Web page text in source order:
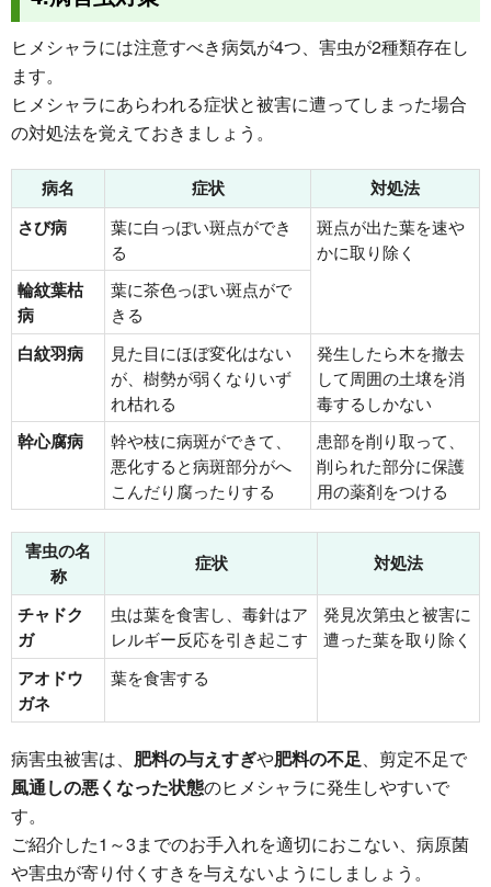
ヒメシャラには注意すべき病気が4つ、害虫が2種類存在し
ます。
ヒメシャラにあらわれる症状と被害に遭ってしまった場合
の対処法を覚えておきましょう。
病名 症状
対処法
さび病
葉に白っぽい斑点ができ
る
斑点が出た葉を速や
かに取り除く
輪紋葉枯
病
葉に茶色っぽい斑点がで
きる
白紋羽病
見た目にほぼ変化はない
が、樹勢が弱くなりいず
れ枯れる
発生したら木を撤去
して周囲の土壌を消
毒するしかない
幹心腐病
幹や枝に病斑ができて、
悪化すると病斑部分がへ
こんだり腐ったりする
患部を削り取って、
削られた部分に保護
用の薬剤をつける
害虫の名
称
症状 対処法
チャドク
ガ
虫は葉を食害し、毒針はア
レルギー反応を引き起こす
発見次第虫と被害に
遭った葉を取り除く
アオドウ
ガネ
葉を食害する
病害虫被害は、 肥料の与えすぎや肥料の不足、剪定不足で
風通しの悪くなった状態のヒメシャラに発生しやすいで
す。
ご紹介した1～3までのお手入れを適切におこない、病原菌
や害虫が寄り付くすきを与えないようにしましょう。